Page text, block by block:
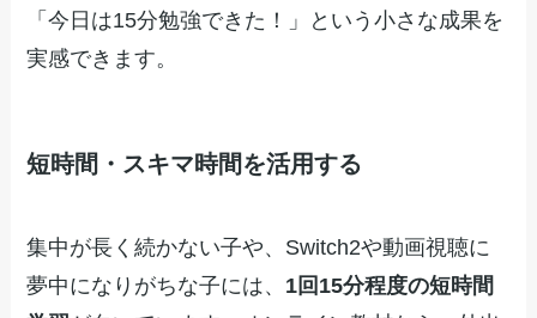
「今日は15分勉強できた！」という小さな成果を
実感できます。
短時間・スキマ時間を活用する
集中が長く続かない子や、Switch2や動画視聴に
夢中になりがちな子には、 1回15分程度の短時間